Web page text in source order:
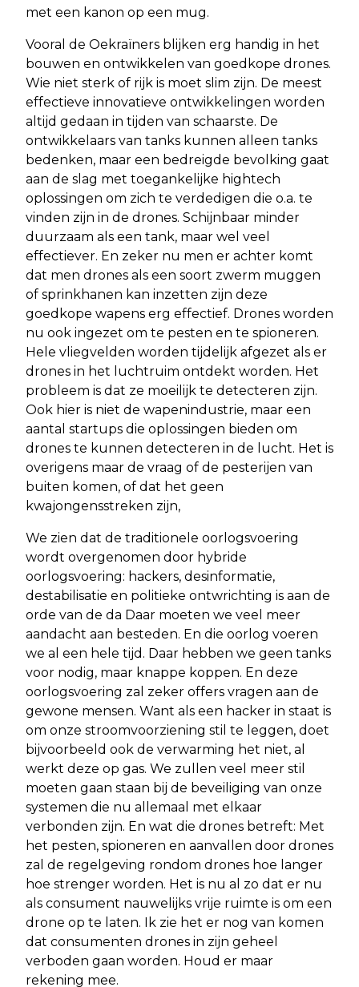
met een kanon op een mug.
Vooral de Oekraïners blijken erg handig in het
bouwen en ontwikkelen van goedkope drones.
Wie niet sterk of rijk is moet slim zijn. De meest
effectieve innovatieve ontwikkelingen worden
altijd gedaan in tijden van schaarste. De
ontwikkelaars van tanks kunnen alleen tanks
bedenken, maar een bedreigde bevolking gaat
aan de slag met toegankelijke hightech
oplossingen om zich te verdedigen die o.a. te
vinden zijn in de drones. Schijnbaar minder
duurzaam als een tank, maar wel veel
effectiever. En zeker nu men er achter komt
dat men drones als een soort zwerm muggen
of sprinkhanen kan inzetten zijn deze
goedkope wapens erg effectief. Drones worden
nu ook ingezet om te pesten en te spioneren.
Hele vliegvelden worden tijdelijk afgezet als er
drones in het luchtruim ontdekt worden. Het
probleem is dat ze moeilijk te detecteren zijn.
Ook hier is niet de wapenindustrie, maar een
aantal startups die oplossingen bieden om
drones te kunnen detecteren in de lucht. Het is
overigens maar de vraag of de pesterijen van
buiten komen, of dat het geen
kwajongensstreken zijn,
We zien dat de traditionele oorlogsvoering
wordt overgenomen door hybride
oorlogsvoering: hackers, desinformatie,
destabilisatie en politieke ontwrichting is aan de
orde van de da Daar moeten we veel meer
aandacht aan besteden. En die oorlog voeren
we al een hele tijd. Daar hebben we geen tanks
voor nodig, maar knappe koppen. En deze
oorlogsvoering zal zeker offers vragen aan de
gewone mensen. Want als een hacker in staat is
om onze stroomvoorziening stil te leggen, doet
bijvoorbeeld ook de verwarming het niet, al
werkt deze op gas. We zullen veel meer stil
moeten gaan staan bij de beveiliging van onze
systemen die nu allemaal met elkaar
verbonden zijn. En wat die drones betreft: Met
het pesten, spioneren en aanvallen door drones
zal de regelgeving rondom drones hoe langer
hoe strenger worden. Het is nu al zo dat er nu
als consument nauwelijks vrije ruimte is om een
drone op te laten. Ik zie het er nog van komen
dat consumenten drones in zijn geheel
verboden gaan worden. Houd er maar
rekening mee.